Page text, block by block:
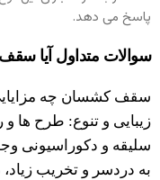
پاسخ می دهد.
سوالات متداول آیا
سقف کشسان چه
زیبایی و تنوع: طرح ها
سلیقه و دکوراسیونی
به دردسر و تخریب